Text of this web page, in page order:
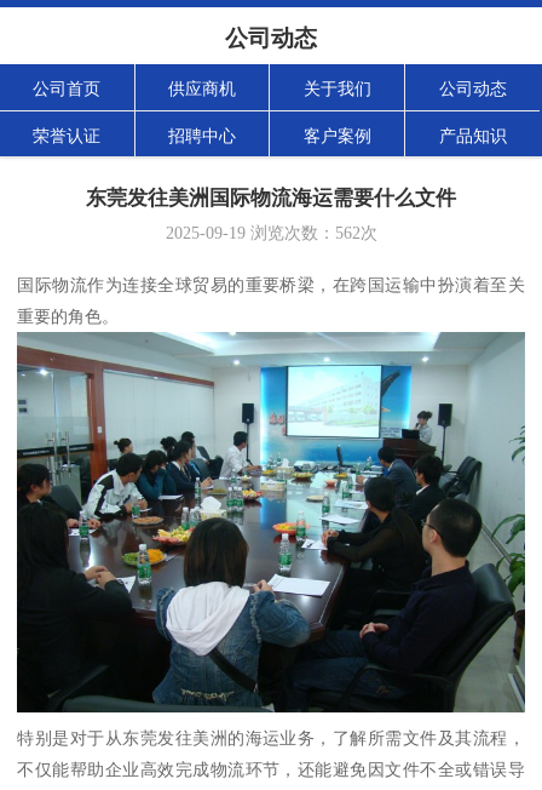
公司动态
公司首页 供应商机 关于我们 公司动态
荣誉认证 招聘中心 客户案例 产品知识
东莞发往美洲国际物流海运需要什么文件
2025-09-19浏览次数： 562次
国际物流作为连接全球贸易的重要桥梁，在跨国运输中扮演着至关
重要的角色。
特别是对于从东莞发往美洲的海运业务，了解所需文件及其流程，
不仅能帮助企业高效完成物流环节，还能避免因文件不全或错误导